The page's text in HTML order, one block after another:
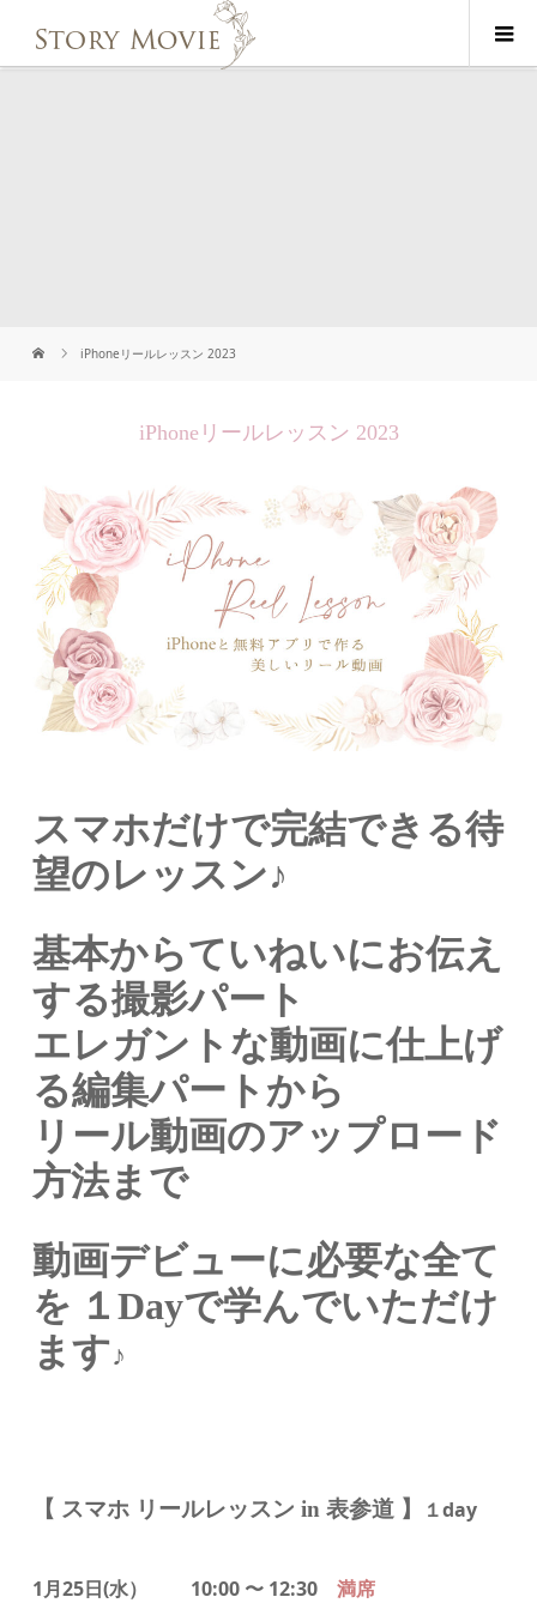
iPhoneリールレッスン 2023
iPhoneリールレッスン 2023
スマホだけで完結できる待
望のレッスン♪
基本からていねいにお伝え
する撮影パート
エレガントな動画に仕上げ
る編集パートから
リール動画のアップロード
方法まで
動画デビューに必要な全て
を １Dayで学んでいただけ
ます♪
【 スマホ リールレッスン in 表参道 】 １day
1月25日(水） 10:00 〜 12:30
満席